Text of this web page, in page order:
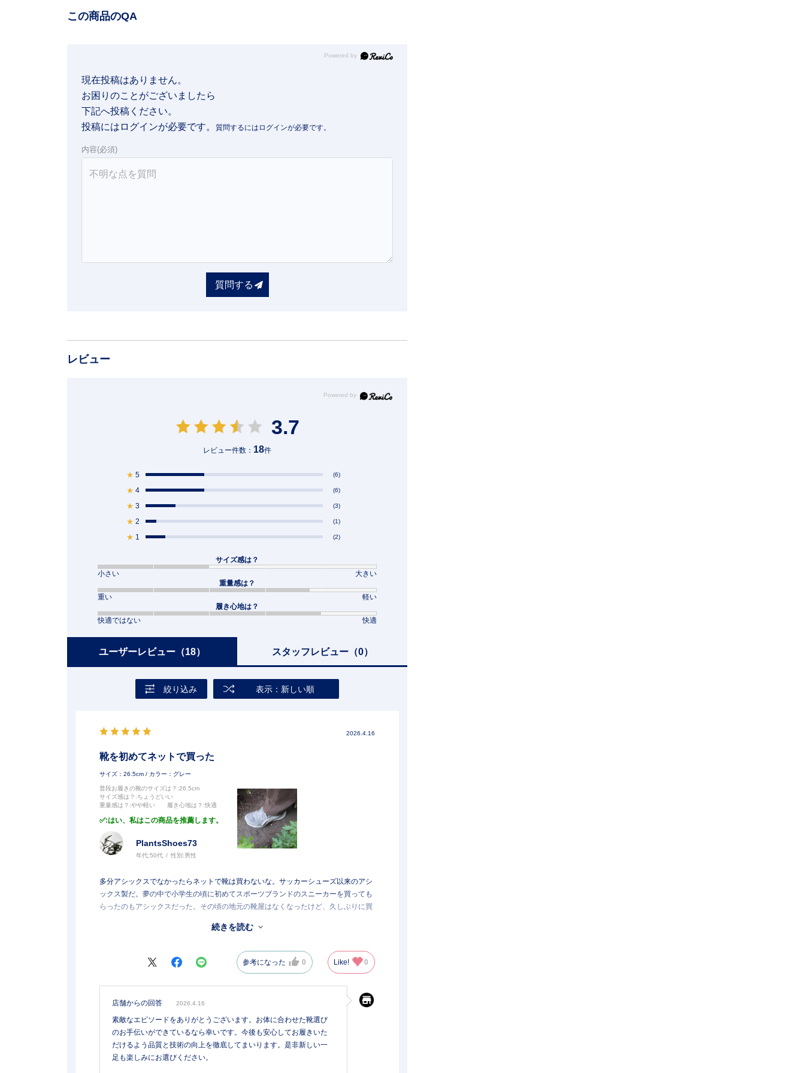
この商品のQA
Powered by
現在投稿はありません。
お困りのことがございましたら
下記へ投稿ください。
投稿にはログインが必要です。
内容(必須)
質問する
レビュー
3.7
レビュー件数： 18件
★ 5 (6)
★ 4 (6)
★ 3 (3)
★ 2 (1)
★ 1 (2)
サイズ感は？
小さい
大きい
重量感は？
重い
軽い
履き心地は？
快適ではない
快適
ユーザーレビュー （18） スタッフレビュー（0）
絞り込み 表示：新しい順
2026.4.16
靴を初めてネットで買った
サイズ：26.5cm / カラー：グレー
普段お履きの靴のサイズは？ :26.5cm
サイズ感は？ :ちょうどいい
重量感は？ :やや軽い 履き心地は？ :快適
:はい、私はこの商品を推薦します。
PlantsShoes73
年代:50代 性別:男性
多分アシックスでなかったらネットで靴は買わないな。サッカーシューズ以来のアシ
ックス製だ。夢の中で小学生の頃に初めてスポーツブランドのスニーカーを買っても
らったのもアシックスだった。その頃の地元の靴屋はなくなったけど、久しぶりに買
アディダスやルコック、NB、ナイキと色々履いてきた結果、老いを感じてきたらア
安全に、安定して歩ける底と側面の丈夫な感じと反発力、そして軽さ。もう他の靴が
ど、もうこっちのアシックスでいいかな･･･ 現在、色違いのシューズを検討中
続きを読む
参考になった 0 Like! 0
店舗からの回答 2026.4.16
素敵なエピソードをありがとうございます。お体に合わせた靴選び
のお手伝いができているなら幸いです。今後も安心してお履きいた
だけるよう品質と技術の向上を徹底してまいります。是非新しい一
足も楽しみにお選びください。